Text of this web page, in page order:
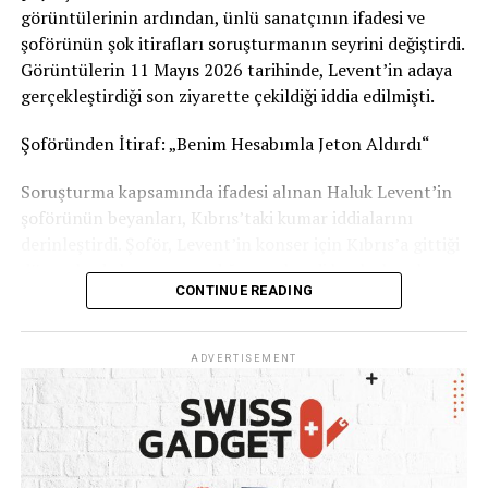
Sizce bu uygulama tüm İsviçre’de uygulanmalı mı?
Görüşlerinizi yorumlarda paylaşabilirsiniz.
Kaynak: İsviçre Devlet Televizyonu RSI
görüntülerinin ardından, ünlü sanatçının ifadesi ve
şoförünün şok itirafları soruşturmanın seyrini değiştirdi.
Görüntülerin 11 Mayıs 2026 tarihinde, Levent’in adaya
gerçekleştirdiği son ziyarette çekildiği iddia edilmişti.
Şoföründen İtiraf: „Benim Hesabımla Jeton Aldırdı“
Soruşturma kapsamında ifadesi alınan Haluk Levent’in
şoförünün beyanları, Kıbrıs’taki kumar iddialarını
dönemlerde kumar oynadığını ve kendi banka hesabını
kullanarak ünlü sanatçıya 1 ila 2 milyon TL civarında
şüphelenmesine rağmen işini kaybetme korkusuyla ses
çıkaramadığını belirten şoför, tüm WhatsApp
yazışmalarını delil olarak sakladığını ifade etti.
Haluk Levent: „Kötü Bir Zaafım Var, Ama Ahbap
Parasına Dokunmadım“
CONTINUE READING
ADVERTISEMENT